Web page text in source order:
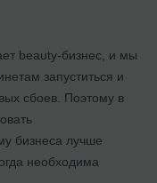
beauty-бизнес, и мы
запуститься и
сбоев. Поэтому в
бизнеса лучше
необходима